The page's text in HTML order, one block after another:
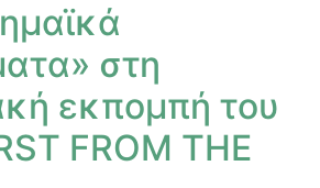
στη
εκπομπή του
FROM THE